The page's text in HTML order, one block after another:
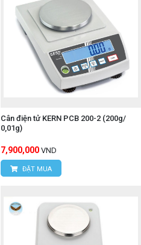
Cân điện tử KERN PCB 200-2 (200g/
0,01g)
7,900,000 VND
ĐẶT MUA